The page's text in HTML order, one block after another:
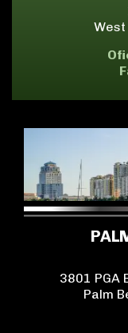
West
3801 PGA
Palm